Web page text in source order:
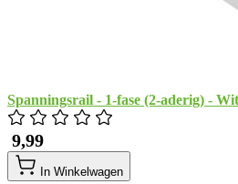
Spanningsrail - 1-fase (2-aderig) -
​ 9,99
In Winkelwagen